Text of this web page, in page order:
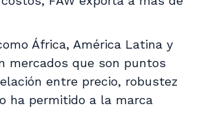
África, América Latina y
mercados que son puntos
entre precio, robustez
ha permitido a la marca